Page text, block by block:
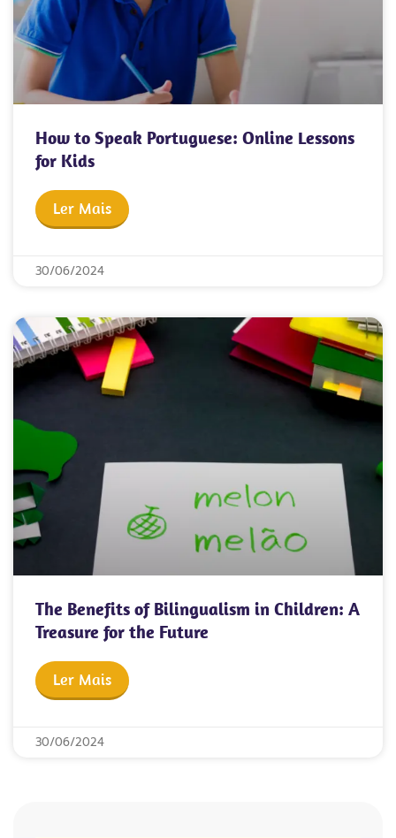
How to Speak Portuguese: Online Lessons
for Kids
Ler Mais
30/06/2024
The Benefits of Bilingualism in Children: A
Treasure for the Future
Ler Mais
30/06/2024